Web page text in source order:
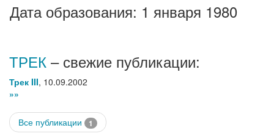
Дата образования: 1 января 1980
ТРЕК – свежие публикации:
Трек III, 10.09.2002
»»
Все публикации 1